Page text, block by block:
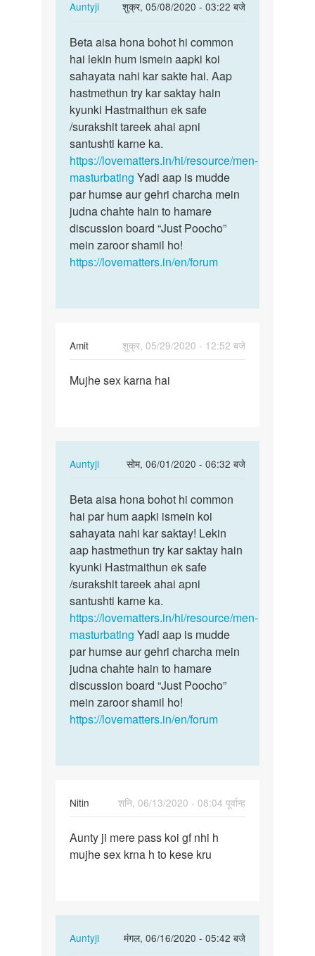
Auntyji
शुक्र, 05/08/2020 - 03:22 बजे
In
to
Sex
kerna
he
by
Rajsa
Beta
aisa
hona
bohot
hi…
Beta aisa hona bohot hi common
hai lekin hum ismein aapki koi
sahayata nahi kar sakte hai. Aap
hastmethun try kar saktay hain
kyunki Hastmaithun ek safe
/surakshit tareek ahai apni
santushti karne ka.
https://lovematters.in/hi/resource/men-
masturbating Yadi aap is mudde
par humse aur gehri charcha mein
judna chahte hain to hamare
discussion board “Just Poocho”
mein zaroor shamil ho!
https://lovematters.in/en/forum
Amit
शुक्र, 05/29/2020 - 12:52 बजे
Mujhe
Mujhe sex karna hai
Auntyji
सोम, 06/01/2020 - 06:32 बजे
In
to
Mujhe
sex
karna
hai
by
Amit
Beta
aisa
hona
bohot
hi…
Beta aisa hona bohot hi common
hai par hum aapki ismein koi
sahayata nahi kar saktay! Lekin
aap hastmethun try kar saktay hain
kyunki Hastmaithun ek safe
/surakshit tareek ahai apni
santushti karne ka.
https://lovematters.in/hi/resource/men-
masturbating Yadi aap is mudde
par humse aur gehri charcha mein
judna chahte hain to hamare
discussion board “Just Poocho”
mein zaroor shamil ho!
https://lovematters.in/en/forum
Nitin
शनि, 06/13/2020 - 08:04 पूर्वान्ह
Aunty
ji
Aunty ji mere pass koi gf nhi h
mujhe sex krna h to kese kru
Auntyji
मंगल, 06/16/2020 - 05:42 बजे
In